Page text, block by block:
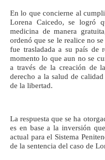
En lo que concierne al
Lorena Caicedo, se logró
medicina de manera
ordenó que se le realice no
fue trasladada a su país de
momento lo que aun no se
a través de la creación de
derecho a la salud de
de la libertad.
La respuesta que se ha
es en base a la inversión
actual para el Sistema
de la sentencia del caso de